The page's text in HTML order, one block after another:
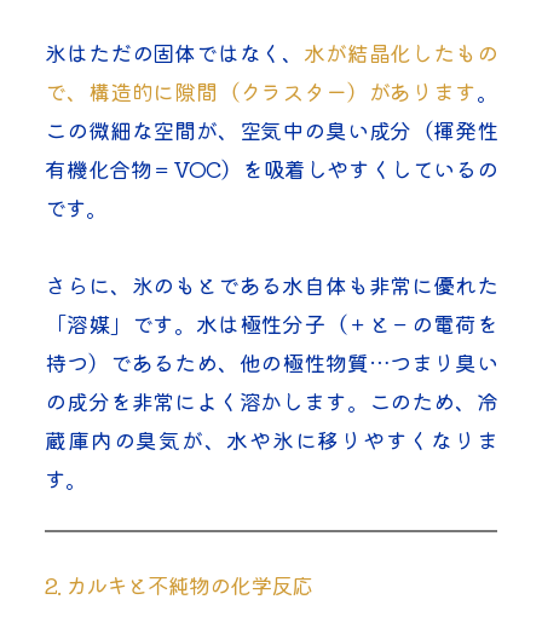
氷はただの固体ではなく、 水が結晶化したもの
で、構造的に隙間（クラスター）があります。
この微細な空間が、空気中の臭い成分（揮発性
有機化合物＝VOC）を吸着しやすくしているの
です。
さらに、氷のもとである水自体も非常に優れた
「溶媒」です。水は極性分子（＋と－の電荷を
持つ）であるため、他の極性物質…つまり臭い
の成分を非常によく溶かします。このため、冷
蔵庫内の臭気が、水や氷に移りやすくなりま
す。
2. カルキと不純物の化学反応